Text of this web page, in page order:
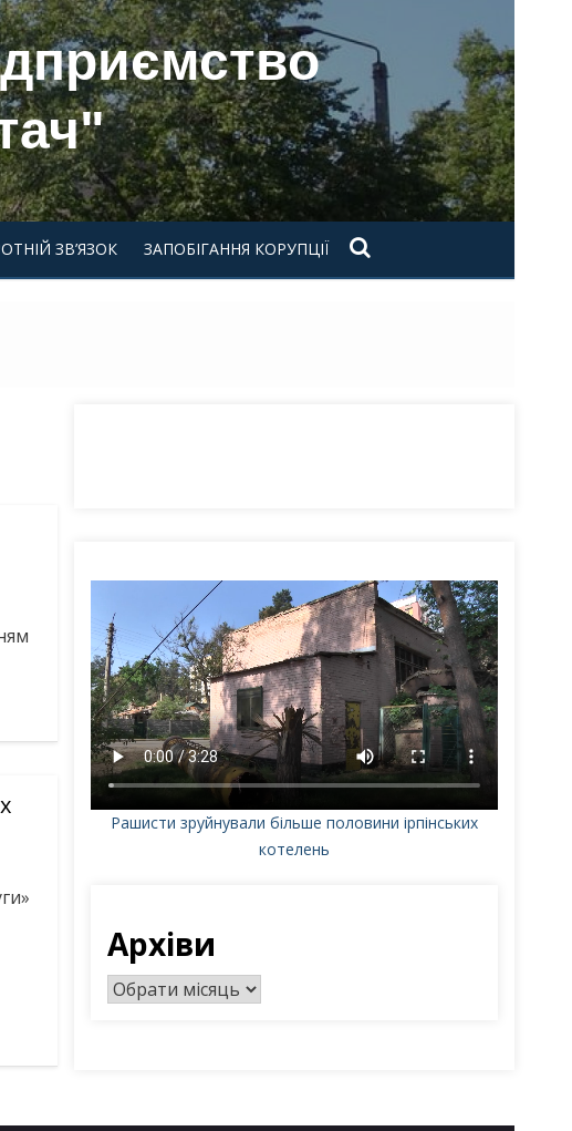
ЗВ’ЯЗОК ЗАПОБІГАННЯ КОРУПЦІЇ
Рашисти зруйнували більше половини ірпінських
котелень
Архіви
А